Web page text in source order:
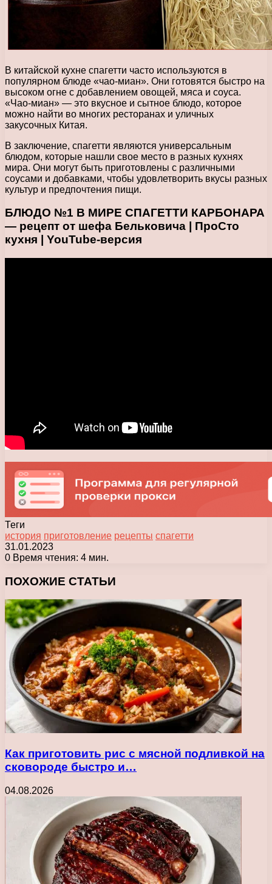
В китайской кухне спагетти часто используются в
популярном блюде «чао-миан». Они готовятся быстро на
высоком огне с добавлением овощей, мяса и соуса.
«Чао-миан» — это вкусное и сытное блюдо, которое
можно найти во многих ресторанах и уличных
закусочных Китая.
В заключение, спагетти являются универсальным
блюдом, которые нашли свое место в разных кухнях
мира. Они могут быть приготовлены с различными
соусами и добавками, чтобы удовлетворить вкусы разных
культур и предпочтения пищи.
БЛЮДО №1 В МИРЕ СПАГЕТТИ КАРБОНАРА
— рецепт от шефа Бельковича | ПроСто
кухня | YouTube-версия
Теги
история приготовление рецепты спагетти
31.01.2023
0 Время чтения: 4 мин.
ПОХОЖИЕ СТАТЬИ
Как приготовить рис с мясной подливкой на
сковороде быстро и…
04.08.2026